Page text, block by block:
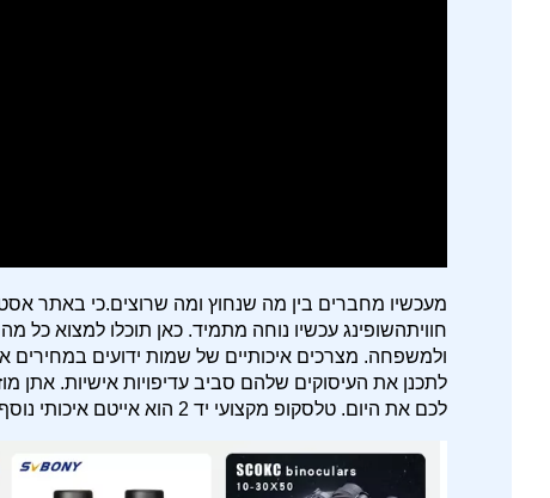
מעכשיו מחברים בין מה שנחוץ ומה שרוצים.כי באתר
חוויתהשופינג עכשיו נוחה מתמיד. כאן תוכלו למצוא
ולמשפחה. מצרכים איכותיים של שמות ידועים במחירים
לתכנן את העיסוקים שלהם סביב עדיפויות אישיות. אתן
לכם את היום. טלסקופ מקצועי יד 2 הוא אייטם איכותי נוסף שנמכר ב שיווק מוצרי אסטרונומיה.